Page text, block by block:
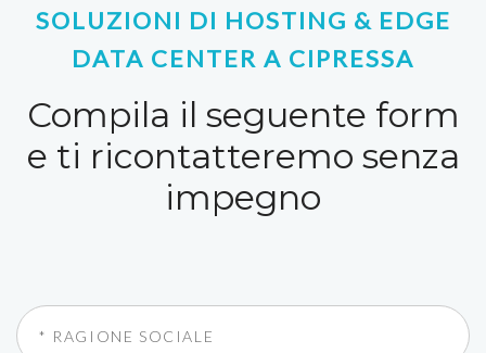
SOLUZIONI DI HOSTING & EDGE
DATA CENTER A CIPRESSA
Compila il seguente form
e ti ricontatteremo senza
impegno